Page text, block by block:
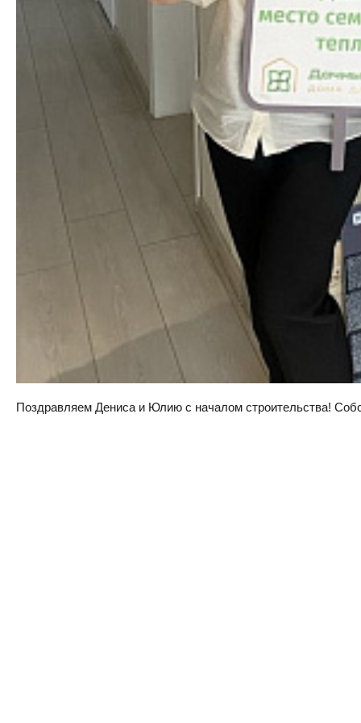
Поздравляем Дениса и Юлию с началом строительства!